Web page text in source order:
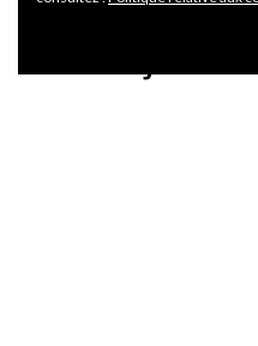
Painkiller Jane